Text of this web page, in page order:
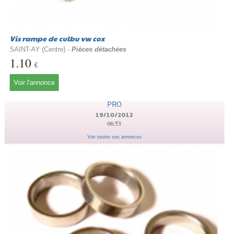
Vis rampe de culbu vw cox
SAINT-AY (Centre) - Pièces détachées
1.10 €
Voir l'annonce
PRO
19/10/2012
06:53
Voir toutes ses annonces